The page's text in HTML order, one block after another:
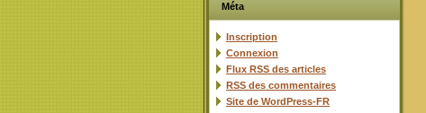
Méta
Inscription
Connexion
Flux RSS des articles
RSS des commentaires
Site de WordPress-FR